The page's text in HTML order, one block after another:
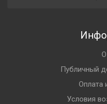
Публичный
Оплата
Условия